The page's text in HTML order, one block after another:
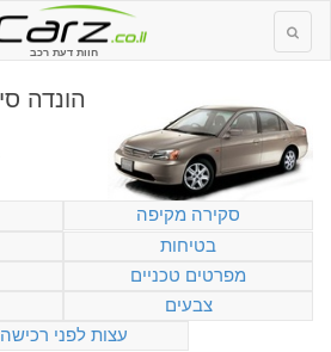
חוות דעת רכב
סקירה מקיפה
בטיחות
מפרטים טכניים
צבעים
עצות לפני רכישה